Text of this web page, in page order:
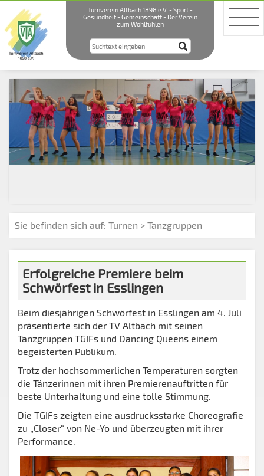
Turnverein Altbach 1898 e.V. - Sport -
Gesundheit - Gemeinschaft - Der Verein
zum Wohlfühlen
Sie befinden sich auf: Turnen > Tanzgruppen
Erfolgreiche Premiere beim
Schwörfest in Esslingen
Beim diesjährigen Schwörfest in Esslingen am 4. Juli
präsentierte sich der TV Altbach mit seinen
Tanzgruppen TGIFs und Dancing Queens einem
begeisterten Publikum.
Trotz der hochsommerlichen Temperaturen sorgten
die Tänzerinnen mit ihren Premierenauftritten für
beste Unterhaltung und eine tolle Stimmung.
Die TGIFs zeigten eine ausdrucksstarke Choreografie
zu „Closer“ von Ne-Yo und überzeugten mit ihrer
Performance.